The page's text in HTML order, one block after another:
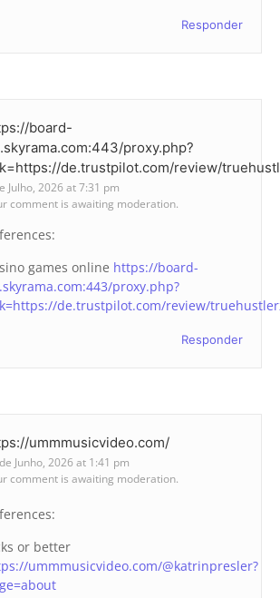
Responder
board-
proxy.php?
de.trustpilot.com/review/
Julho, 2026 at 7:31 pm
comment is awaiting moderation.
games online https://board-
proxy.php?
de.trustpilot.com/review/
Responder
ummmusicvideo.com/
Junho, 2026 at 1:41 pm
comment is awaiting moderation.
or better
ummmusicvideo.com/@katrinpresler?